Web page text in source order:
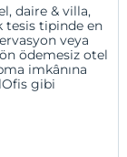
daire &villa,
tesis tipinde en
veya
ön ödemesiz otel
imkânına
gibi